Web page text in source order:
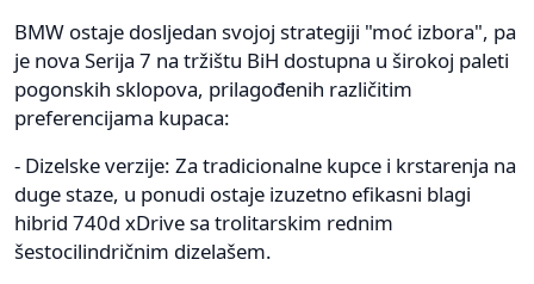
BMW ostaje dosljedan svojoj strategiji "moć izbora", pa
je nova Serija 7 na tržištu BiH dostupna u širokoj paleti
pogonskih sklopova, prilagođenih različitim
preferencijama kupaca:
- Dizelske verzije: Za tradicionalne kupce i krstarenja na
duge staze, u ponudi ostaje izuzetno efikasni blagi
hibrid 740d xDrive sa trolitarskim rednim
šestocilindričnim dizelašem.